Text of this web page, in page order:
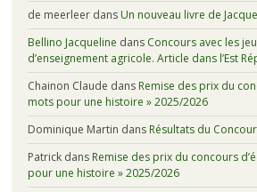
de meerleerdans Un nouveau livre de
Bellino Jacqueline dans Concours avec les
d’enseignement agricole. Article dans l’Est
Chainon Claude dans Remise des prix du
mots pour une histoire » 2025/2026
Dominique Martin dans Résultats du
Patrickdans Remise des prix du concours
pour une histoire » 2025/2026